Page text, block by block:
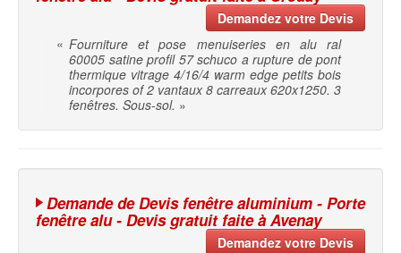
Demandez votre Devis
« Fourniture et pose menuiseries en alu ral
60005 satine profil 57 schuco a rupture de pont
thermique vitrage 4/16/4 warm edge petits bois
incorpores of 2 vantaux 8 carreaux 620x1250. 3
fenêtres. Sous-sol. »
Demande de Devis fenêtre aluminium - Porte
fenêtre alu - Devis gratuit faite à Avenay
Demandez votre Devis